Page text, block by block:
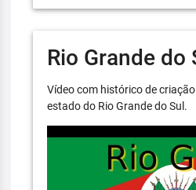
Rio Grande do
Vídeo com histórico de
estado do Rio Grande do Sul.